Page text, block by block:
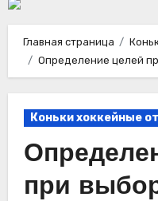
Главная страница
Определение целей
Коньки хоккейные
при